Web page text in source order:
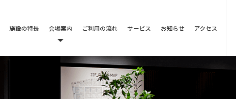
施設の特長 会場案内 ご利用の流れ サービス お知らせ アクセス